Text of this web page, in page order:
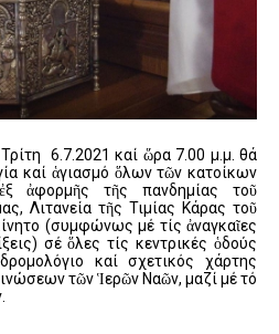
6.7.2021 καί ὥρα 7.00 μ.μ. θά
καί ἁγιασμό ὅλων τῶν κατοίκων
ἀφορμῆς τῆς πανδημίας τοῦ
Λιτανεία τῆς Τιμίας Κάρας τοῦ
(συμφώνως μέ τίς ἀναγκαῖες
σέ ὅλες τίς κεντρικές ὁδούς
καί σχετικός χάρτης
τῶν Ἱερῶν Ναῶν, μαζί μέ τό